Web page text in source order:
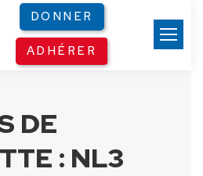
DONNER
ADHÉRER
DE
: NL3